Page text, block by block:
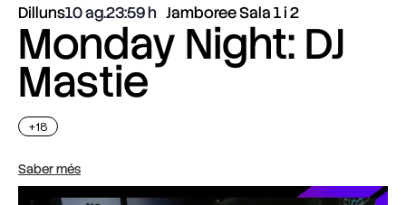
Dilluns10 ag.23:59 Jamboree Sala 1 i 2
Monday Night: DJ
Mastie
+18
Saber més